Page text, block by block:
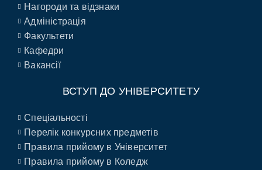
Нагороди та відзнаки
Адміністрація
Факультети
Кафедри
Вакансії
ВСТУП ДО УНІВЕРСИТЕТУ
Спеціальності
Перелік конкурсних предметів
Правила прийому в Університет
Правила прийому в Коледж